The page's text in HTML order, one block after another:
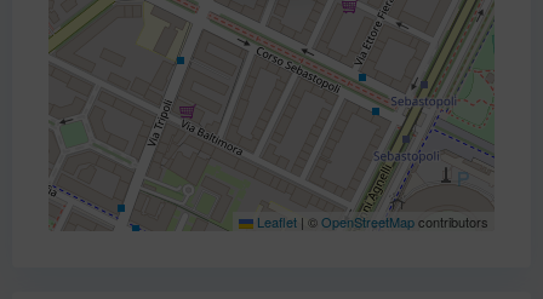
Leaflet | ©OpenStreetMapcontributors